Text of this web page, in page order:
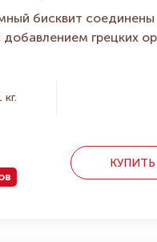
бисквит
грецких
кг.
КУПИТЬ